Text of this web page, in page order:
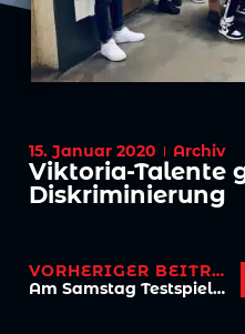
15. Januar 2020 Archiv
Viktoria-Talente
Diskriminierung
VORHERIGER BEITRAG
Am Samstag Testspiel in Aachen